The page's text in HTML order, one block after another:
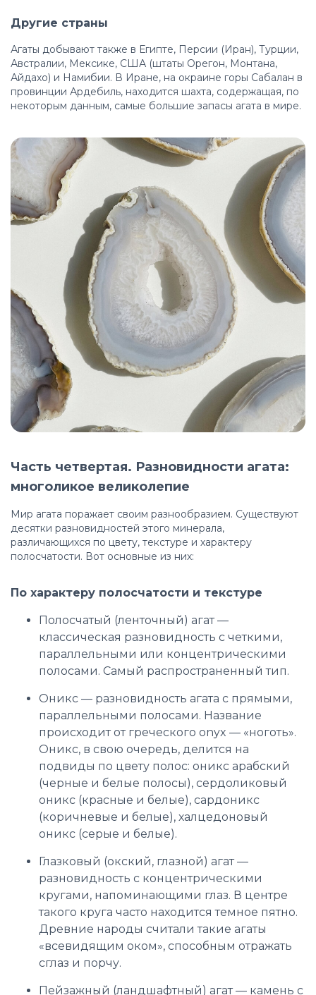
Другие страны
Агаты добывают также в Египте, Персии (Иран), Турции,
Австралии, Мексике, США (штаты Орегон, Монтана,
Айдахо) и Намибии. В Иране, на окраине горы Сабалан в
провинции Ардебиль, находится шахта, содержащая, по
некоторым данным, самые большие запасы агата в мире.
Часть четвертая. Разновидности агата:
многоликое великолепие
Мир агата поражает своим разнообразием. Существуют
десятки разновидностей этого минерала,
различающихся по цвету, текстуре и характеру
полосчатости. Вот основные из них:
По характеру полосчатости и текстуре
Полосчатый (ленточный) агат —
классическая разновидность с четкими,
параллельными или концентрическими
полосами. Самый распространенный тип.
Оникс — разновидность агата с прямыми,
параллельными полосами. Название
происходит от греческого onyx — «ноготь».
Оникс, в свою очередь, делится на
подвиды по цвету полос: оникс арабский
(черные и белые полосы), сердоликовый
оникс (красные и белые), сардоникс
(коричневые и белые), халцедоновый
оникс (серые и белые).
Глазковый (окский, глазной) агат —
разновидность с концентрическими
кругами, напоминающими глаз. В центре
такого круга часто находится темное пятно.
Древние народы считали такие агаты
«всевидящим оком», способным отражать
сглаз и порчу.
Пейзажный (ландшафтный) агат — камень с